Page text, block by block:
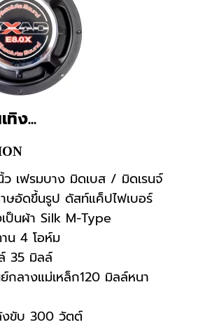
ทิง...
เฟรมบาง มิดเบส / มิดเรนจ์
ษอัดขึ้นรูป ดัสท์แค็ปไฟเบอร์
ป็นผ้า Silk M-Type
น 4 โอห์ม
35 มิลล์
กลางแม่เหล็ก120 มิลล์หนา
งขับ 300 วัตต์